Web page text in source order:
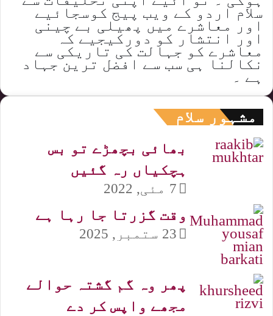
سلام اردو کے ویب پیج کوسجائیے
اور معاشرے میں پھیلی بے چینی
اور انتشار کو دورکیجیے کہ
معاشرے کو جہالت کی تاریکی سے
نکالنا ہی سب سے افضل ترین جہاد
ہے ۔
مشہور سلام
بھائی بچھڑے تو بس
ہچکیاں رہ گئیں
7 مئی, 2022
وقت گزرتا جا رہا ہے
23 ستمبر, 2025
پھر وہ گم گشتہ حوالے
مجھے واپس کر دے